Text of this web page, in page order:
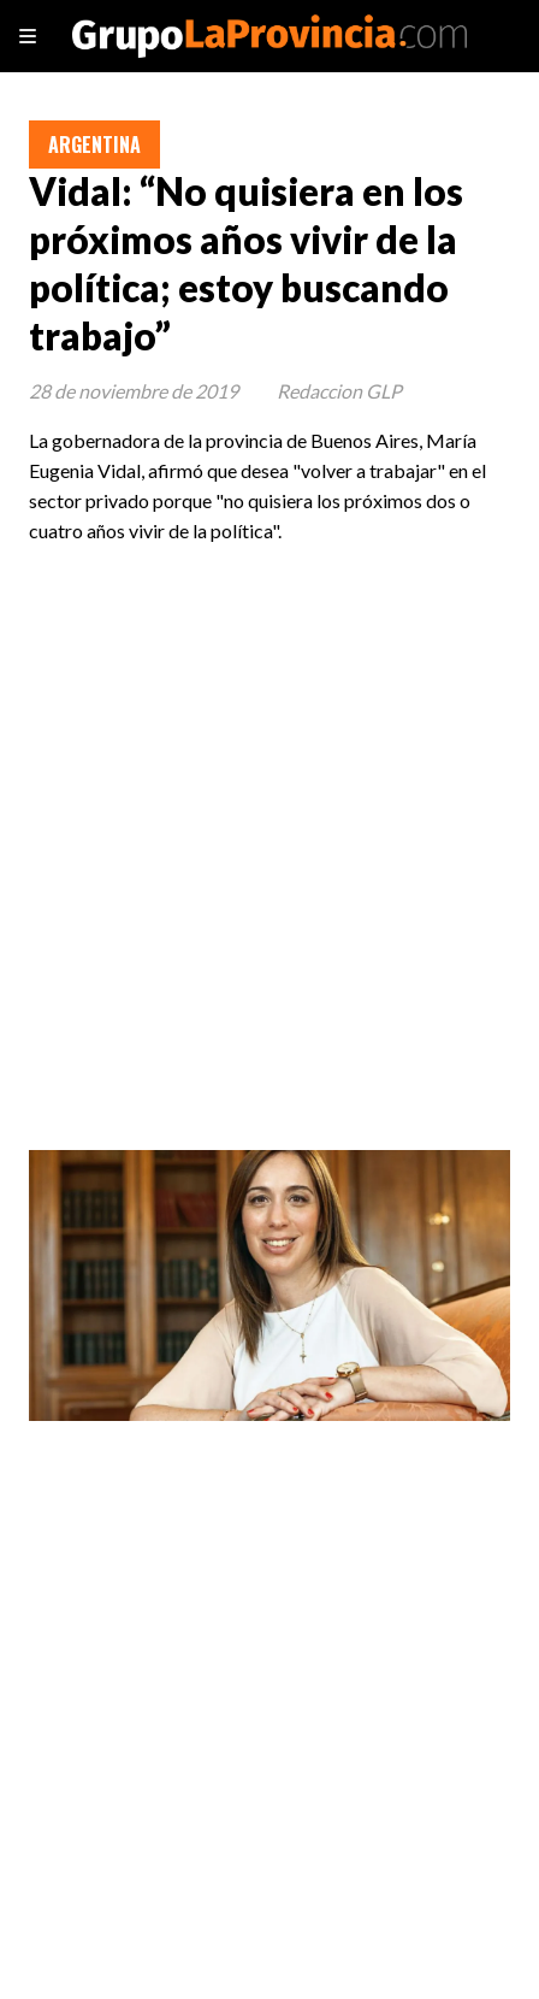
Vidal: “No quisiera en los
próximos años vivir de la
política; estoy buscando
trabajo”
La gobernadora de la provincia de Buenos Aires, María
Eugenia Vidal, afirmó que desea "volver a trabajar" en el
sector privado porque "no quisiera los próximos dos o
cuatro años vivir de la política".
ARGENTINA
28 de noviembre de 2019 Redaccion GLP